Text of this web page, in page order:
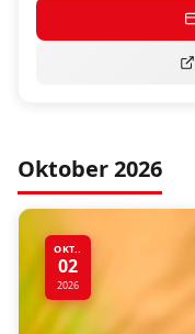
Oktober 2026
OKT..
02
2026